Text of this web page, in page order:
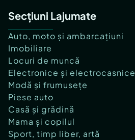
Secțiuni Lajumate
Auto, moto și ambarcațiuni
Imobiliare
Locuri de muncă
Electronice și electrocasnice
Modă și frumusețe
Piese auto
Casă și grădină
Mama și copilul
Sport, timp liber, artă